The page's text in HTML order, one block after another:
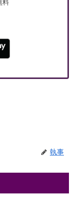
料
執事